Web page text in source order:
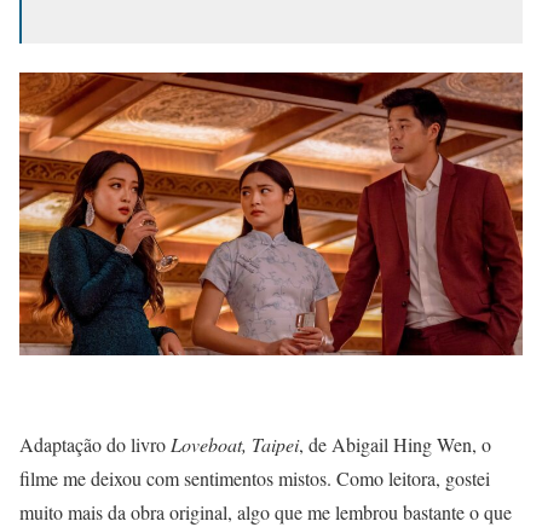
Adaptação do livro Loveboat, Taipei, de Abigail Hing Wen, o
filme me deixou com sentimentos mistos. Como leitora, gostei
muito mais da obra original, algo que me lembrou bastante o que